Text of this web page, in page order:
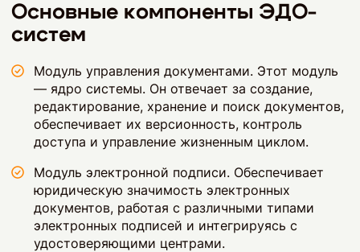
Основные компоненты ЭДО-
систем
Модуль управления документами. Этот модуль
— ядро системы. Он отвечает за создание,
редактирование, хранение и поиск документов,
обеспечивает их версионность, контроль
доступа и управление жизненным циклом.
Модуль электронной подписи. Обеспечивает
юридическую значимость электронных
документов, работая с различными типами
электронных подписей и интегрируясь с
удостоверяющими центрами.